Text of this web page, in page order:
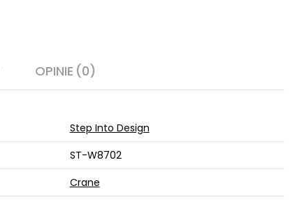
OPINIE (0)
Step Into Design
ST-W8702
Crane